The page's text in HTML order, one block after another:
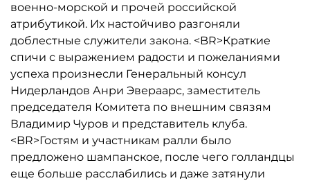
военно-морской и прочей российской
атрибутикой. Их настойчиво разгоняли
доблестные служители закона. <BR>Краткие
спичи с выражением радости и пожеланиями
успеха произнесли Генеральный консул
Нидерландов Анри Эвераарс, заместитель
председателя Комитета по внешним связям
Владимир Чуров и представитель клуба.
<BR>Гостям и участникам ралли было
предложено шампанское, после чего голландцы
еще больше расслабились и даже затянули